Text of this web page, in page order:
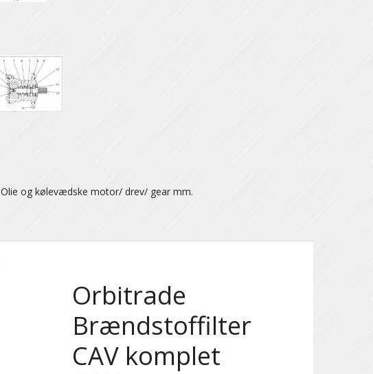
Olie og kølevædske motor/ drev/ gear mm.
Orbitrade
Brændstoffilter
CAV komplet